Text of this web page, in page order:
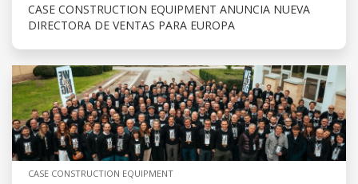
CASE CONSTRUCTION EQUIPMENT ANUNCIA NUEVA
DIRECTORA DE VENTAS PARA EUROPA
CASE CONSTRUCTION EQUIPMENT